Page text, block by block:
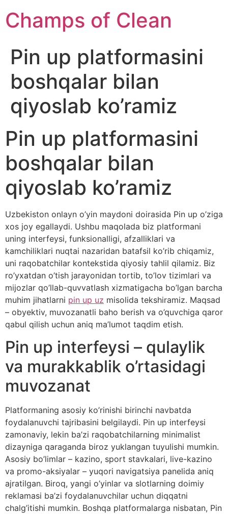
Champs of Clean
Pin up platformasini
boshqalar bilan
qiyoslab ko’ramiz
Pin up platformasini
boshqalar bilan
qiyoslab ko’ramiz
Uzbekiston onlayn o’yin maydoni doirasida Pin up o’ziga
xos joy egallaydi. Ushbu maqolada biz platformani
uning interfeysi, funksionalligi, afzalliklari va
kamchiliklari nuqtai nazaridan batafsil ko’rib chiqamiz,
uni raqobatchilar kontekstida qiyosiy tahlil qilamiz. Biz
ro’yxatdan o’tish jarayonidan tortib, to’lov tizimlari va
mijozlar qo’llab-quvvatlash xizmatigacha bo’lgan barcha
muhim jihatlarni pin up uz misolida tekshiramiz. Maqsad
– obyektiv, muvozanatli baho berish va o’quvchiga qaror
qabul qilish uchun aniq ma’lumot taqdim etish.
Pin up interfeysi – qulaylik
va murakkablik o’rtasidagi
muvozanat
Platformaning asosiy ko’rinishi birinchi navbatda
foydalanuvchi tajribasini belgilaydi. Pin up interfeysi
zamonaviy, lekin ba’zi raqobatchilarning minimalist
dizayniga qaraganda biroz yuklangan tuyulishi mumkin.
Asosiy bo’limlar – kazino, sport stavkalari, live-kazino
va promo-aksiyalar – yuqori navigatsiya panelida aniq
ajratilgan. Biroq, yangi o’yinlar va slotlarning doimiy
reklamasi ba’zi foydalanuvchilar uchun diqqatni
chalg’itishi mumkin. Boshqa platformalarga nisbatan, Pin